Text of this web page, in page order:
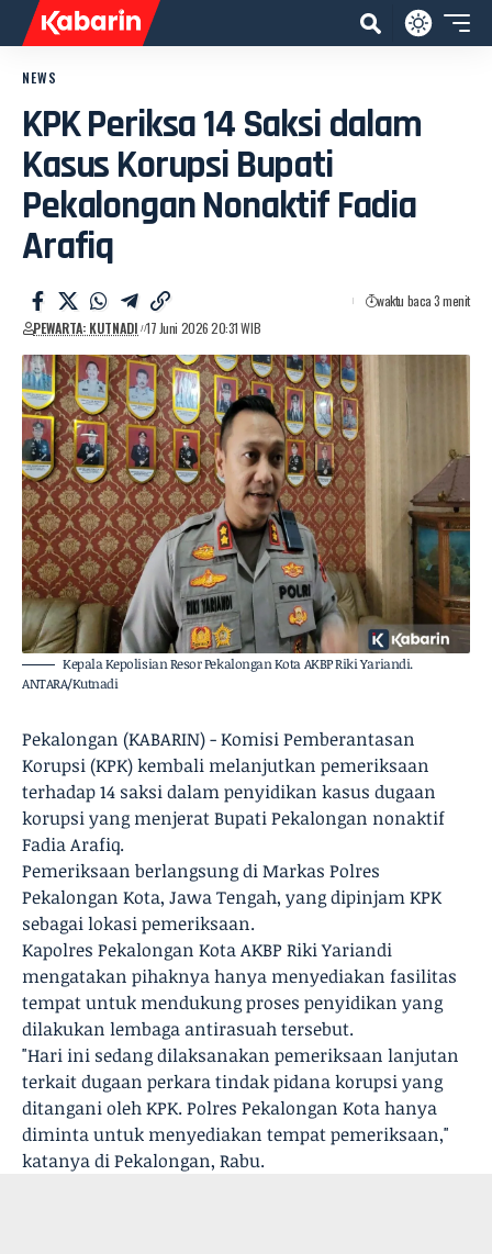
NEWS
KPK Periksa 14 Saksi dalam
Kasus Korupsi Bupati
Pekalongan Nonaktif Fadia
Arafiq
PEWARTA: KUTNADI 17 Juni 2026 20:31 WIB
waktu baca 3 menit
Kepala Kepolisian Resor Pekalongan Kota AKBP Riki Yariandi.
ANTARA/Kutnadi
Pekalongan (KABARIN) - Komisi Pemberantasan
Korupsi (KPK) kembali melanjutkan pemeriksaan
terhadap 14 saksi dalam penyidikan kasus dugaan
korupsi yang menjerat Bupati Pekalongan nonaktif
Fadia Arafiq.
Pemeriksaan berlangsung di Markas Polres
Pekalongan Kota, Jawa Tengah, yang dipinjam KPK
sebagai lokasi pemeriksaan.
Kapolres Pekalongan Kota AKBP Riki Yariandi
mengatakan pihaknya hanya menyediakan fasilitas
tempat untuk mendukung proses penyidikan yang
dilakukan lembaga antirasuah tersebut.
"Hari ini sedang dilaksanakan pemeriksaan lanjutan
terkait dugaan perkara tindak pidana korupsi yang
ditangani oleh KPK. Polres Pekalongan Kota hanya
diminta untuk menyediakan tempat pemeriksaan,"
katanya di Pekalongan, Rabu.